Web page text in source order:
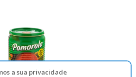
a sua privacidade